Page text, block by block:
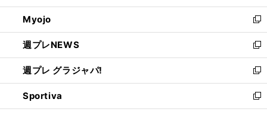
開
く
ウ
で
開
く
ン
ド
ウ
で
開
く
ウ
ィ
ン
ド
ウ
で
開
く
Myojo
新
し
い
ウ
ィ
ン
ド
ウ
週プレNEWS
新
し
い
ウ
ィ
ン
週プレ グラジャパ!
新
し
い
ウ
Sportiva
新
し